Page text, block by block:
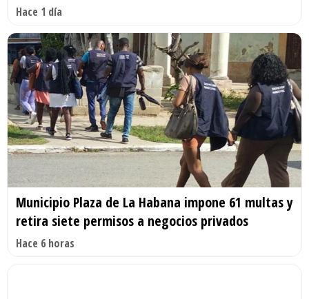
Hace 1 día
Municipio Plaza de La Habana impone 61 multas y
retira siete permisos a negocios privados
Hace 6 horas